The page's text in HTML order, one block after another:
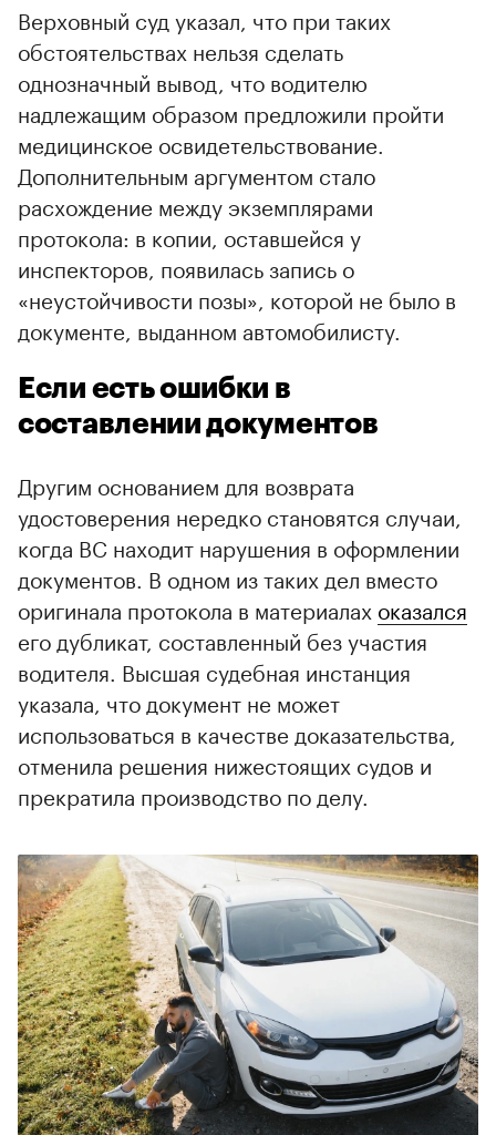
Верховный суд указал, что при таких
обстоятельствах нельзя сделать
однозначный вывод, что водителю
надлежащим образом предложили пройти
медицинское освидетельствование.
Дополнительным аргументом стало
расхождение между экземплярами
протокола: в копии, оставшейся у
инспекторов, появилась запись о
«неустойчивости позы», которой не было в
документе, выданном автомобилисту.
Если есть ошибки в
составлении документов
Другим основанием для возврата
удостоверения нередко становятся случаи,
когда ВС находит нарушения в оформлении
документов. В одном из таких дел вместо
оригинала протокола в материалах оказался
его дубликат, составленный без участия
водителя. Высшая судебная инстанция
указала, что документ не может
использоваться в качестве доказательства,
отменила решения нижестоящих судов и
прекратила производство по делу.